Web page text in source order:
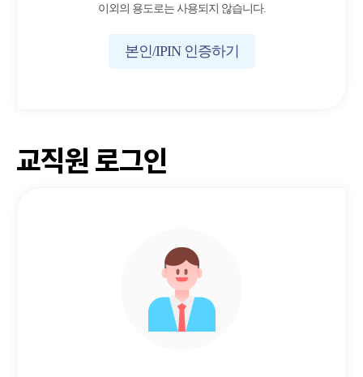
이외의 용도로는 사용되지 않습니다.
본인/IPIN 인증하기
교직원 로그인